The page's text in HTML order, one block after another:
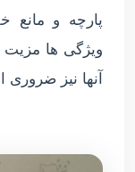
پارچه و مانع
ویژگی ها مزیت
آنها نیز